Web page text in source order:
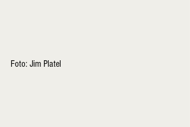
Foto: Jim Platel